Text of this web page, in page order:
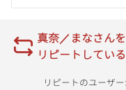
16:20
16:30真奈／まなさん
リピートしてい
リピートのユーザ